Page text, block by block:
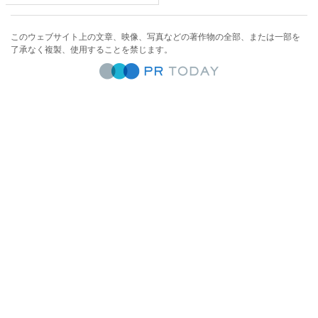
このウェブサイト上の文章、映像、写真などの著作物の全部、または一部を
了承なく複製、使用することを禁じます。